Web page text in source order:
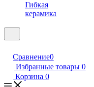
Гибкая
керамика
Сравнение0
Избранные товары 0
Корзина 0